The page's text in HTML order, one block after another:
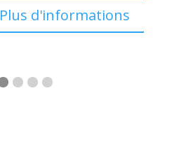
Plus d'informations